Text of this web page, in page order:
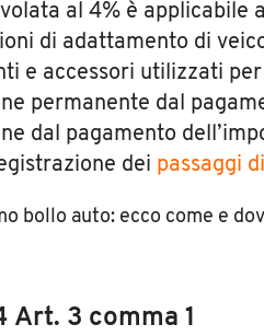
al 4% è applicabile
di adattamento di
e accessori utilizzati per
permanente dal
dal pagamento
dei passaggi
Art. 3 comma 1